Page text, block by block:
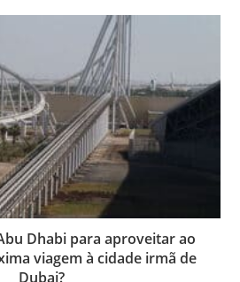
Dhabi para aproveitar ao
viagem à cidade irmã de
Dubai?